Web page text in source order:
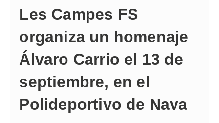
Les Campes FS
organiza un homenaje
Álvaro Carrio el 13 de
septiembre, en el
Polideportivo de Nava